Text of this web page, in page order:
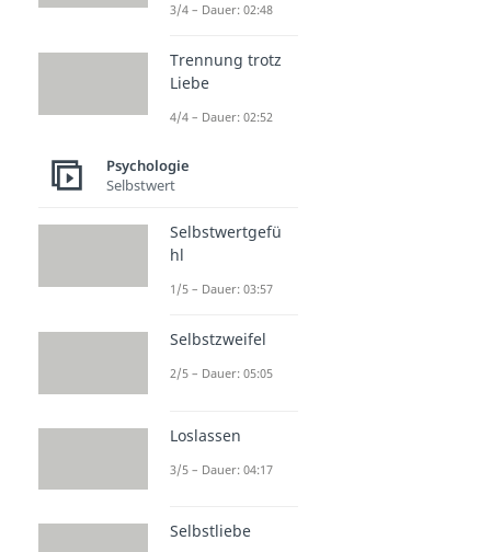
3/4 – Dauer: 02:48
Trennung trotz
Liebe
4/4 – Dauer: 02:52
Psychologie
Selbstwert
Selbstwertgefü
hl
1/5 – Dauer: 03:57
Selbstzweifel
2/5 – Dauer: 05:05
Loslassen
3/5 – Dauer: 04:17
Selbstliebe